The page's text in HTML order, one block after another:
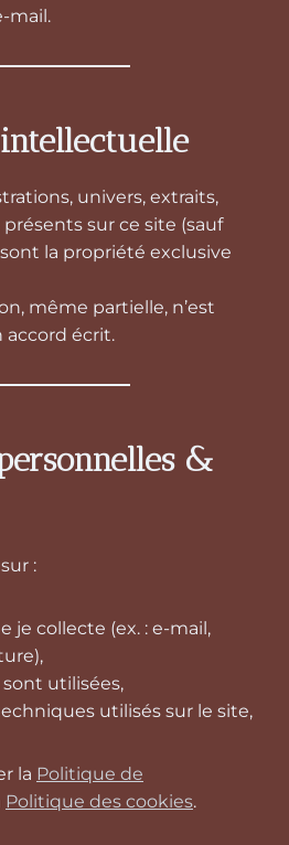
mail.
univers, extraits,
sur ce site (sauf
la propriété exclusive
même partielle, n’est
accord écrit.
&
:
je collecte (ex. : e-mail,
utilisées,
utilisés sur le site,
la Politique de
Politique des cookies.